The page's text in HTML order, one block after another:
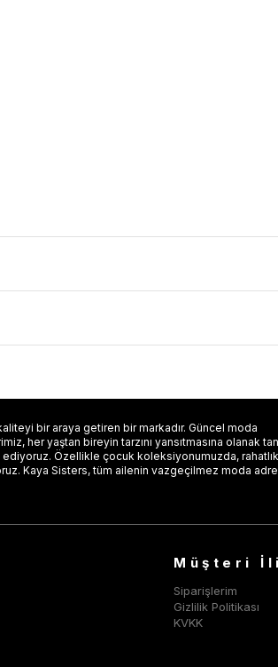
bir araya getiren bir markadır. Güncel moda
her yaştan bireyin tarzını yansıtmasına olanak
Özellikle çocuk koleksiyonumuzda,
Kaya Sisters, tüm ailenin vazgeçilmez moda
Müşteri
Siparişlerim
Gizlilik Politikası
KVKK